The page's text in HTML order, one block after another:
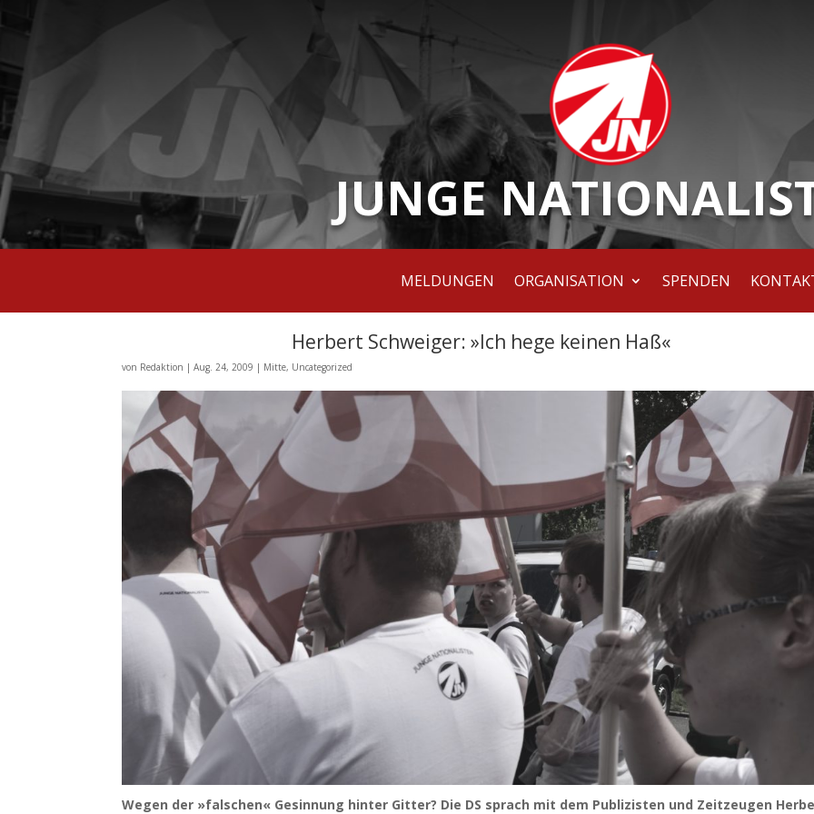
JUNGE
MELDUNGEN ORGANISATION SPENDEN
Herbert Schweiger: »Ich hege keinen Haß«
von Redaktion |Aug. 24, 2009 | Mitte, Uncategorized
Wegen der »falschen« Gesinnung hinter Gitter? Die DS sprach mit dem Publizisten und Zeitzeugen